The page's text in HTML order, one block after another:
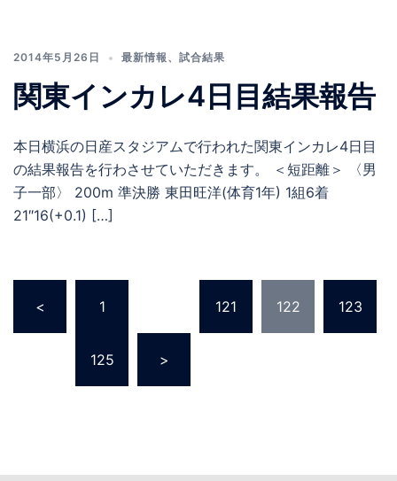
2014年5月26日 最新情報 、 試合結果
関東インカレ4日目結果報告
本日横浜の日産スタジアムで行われた関東インカレ4日目
の結果報告を行わさせていただきます。 ＜短距離＞ 〈男
子一部〉 200m 準決勝 東田旺洋(体育1年) 1組6着
21″16(+0.1) […]
の
< 1 121 122 123
125 >